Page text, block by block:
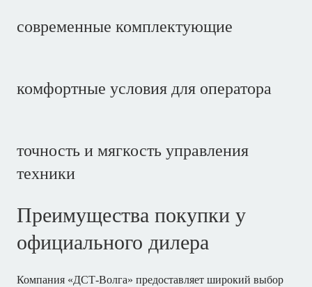
современные комплектующие
комфортные условия для оператора
точность и мягкость управления
техники
Преимущества покупки у
официального дилера
Компания «ДСТ-Волга» предоставляет широкий выбор